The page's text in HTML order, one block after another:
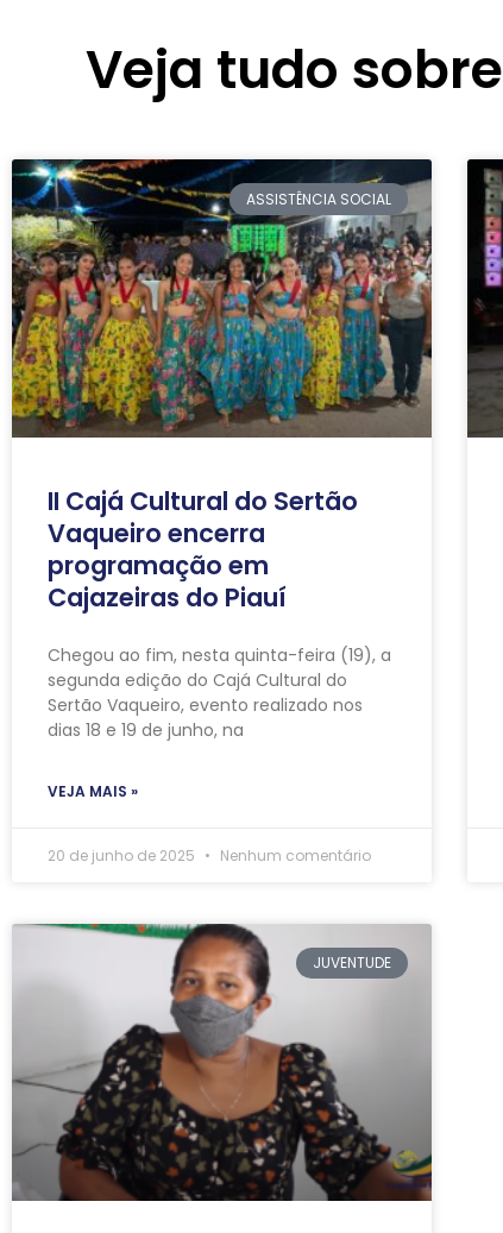
Veja tudo
ASSISTÊNCIA SOCIAL
II Cajá Cultural do Sertão
Vaqueiro encerra
programação em
Cajazeiras do Piauí
Chegou ao fim, nesta quinta-feira (19), a
segunda edição do Cajá Cultural do
Sertão Vaqueiro, evento realizado nos
dias 18 e 19 de junho, na
VEJA MAIS »
20 de junho de 2025 Nenhum comentário
JUVENTUDE